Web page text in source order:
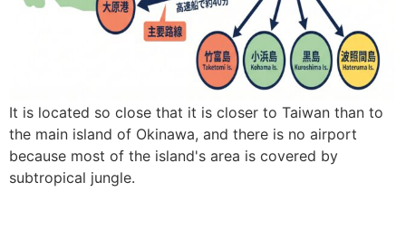
It is located so close that it is closer to Taiwan than to
the main island of Okinawa, and there is no airport
because most of the island's area is covered by
subtropical jungle.